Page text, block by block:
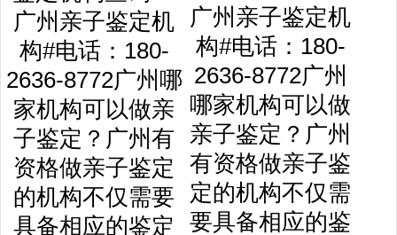
广州亲子鉴定机
构#电话：180-
2636-8772广州
哪家机构可以做
亲子鉴定？广州
有资格做亲子鉴
定的机构不仅需
要具备相应的鉴